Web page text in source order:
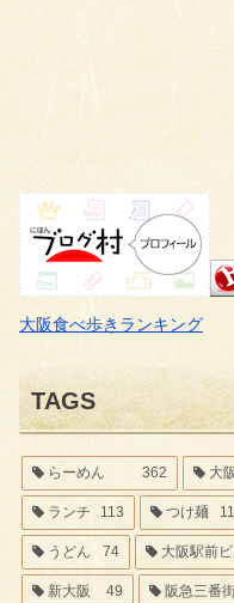
大阪食べ歩きランキング
TAGS
らーめん 362 大
ランチ 113 つけ麺
うどん 74 大阪駅前
新大阪 49 阪急三番